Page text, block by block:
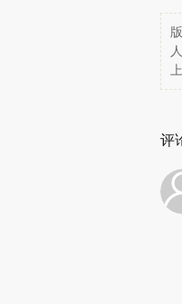
评